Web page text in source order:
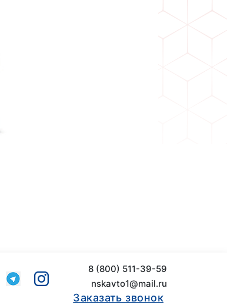
8 (800) 511-39-59
nskavto1@mail.ru
Заказать звонок